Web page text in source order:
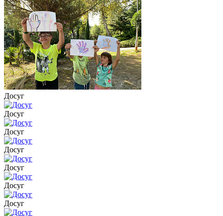
Досуг
Досуг
Досуг
Досуг
Досуг
Досуг
Досуг